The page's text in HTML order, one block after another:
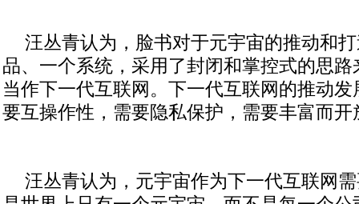
汪丛青认为，脸书对于元宇宙的推动和
品、一个系统，采用了封闭和掌控式的思
当作下一代互联网。下一代互联网的推动
要互操作性，需要隐私保护，需要丰富而
汪丛青认为，元宇宙作为下一代互联网